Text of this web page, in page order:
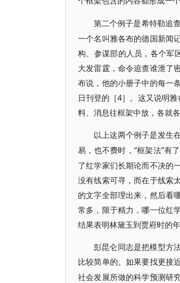
第二个例子是希特勒追
一个名叫雅各布的德国新闻
构、参谋部的人员，各个军
大发雷霆，命令追查谁泄了
布说，他的小册子中的每一
日刊登的［4］。这又说明
料、消息往框架中放，各就
以上这两个例子是发生
易，也不费时， “框架法”有
了红学家们长期论而不决的
没有线索可寻，而在于线索
的文字全部理出来，然后看
常多，限于精力，哪一位红
结果表明林黛玉到贾府时的
彭昆仑同志是把模型方
比较简单的。如果要找更接
社会发展所做的科学预测研